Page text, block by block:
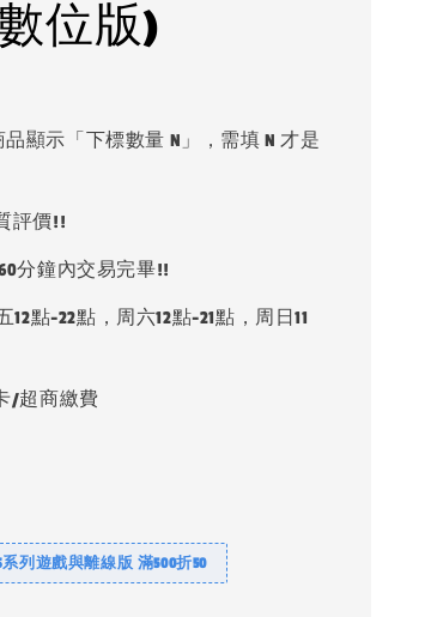
位版)
顯示「下標數量 N」，需填 N 才是
評價!!
分鐘內交易完畢!!
點-22點，周六12點-21點，周日11
/超商繳費
系列遊戲與離線版 滿500折50